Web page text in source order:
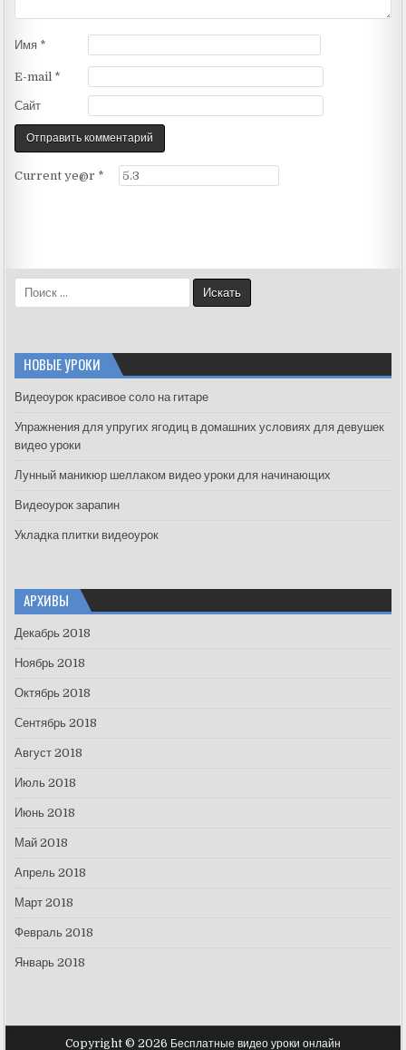
Имя *
E-mail *
Сайт
Current ye@r *
e
h
f
r
:
НОВЫЕ УРОКИ
Видеоурок красивое соло на гитаре
Упражнения для упругих ягодиц в домашних условиях для девушек
видео уроки
Лунный маникюр шеллаком видео уроки для начинающих
Видеоурок зарапин
Укладка плитки видеоурок
АРХИВЫ
Декабрь 2018
Ноябрь 2018
Октябрь 2018
Сентябрь 2018
Август 2018
Июль 2018
Июнь 2018
Май 2018
Апрель 2018
Март 2018
Февраль 2018
Январь 2018
Copyright © 2026 Бесплатные видео уроки онлайн